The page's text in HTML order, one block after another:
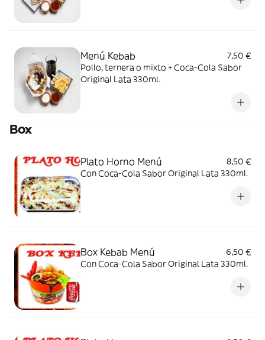
Menú Kebab
7,50 €
Pollo, ternera o mixto + Coca-Cola Sabor
Original Lata 330ml.
Box
Plato Horno Menú
8,50 €
Con Coca-Cola Sabor Original Lata 330ml.
Box Kebab Menú
6,50 €
Con Coca-Cola Sabor Original Lata 330ml.